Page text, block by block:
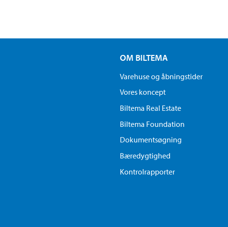
OM BILTEMA
Varehuse og åbningstider
Vores koncept
Biltema Real Estate
Biltema Foundation
Dokumentsøgning
Bæredygtighed
Kontrolrapporter